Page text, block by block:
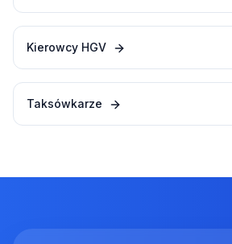
Kierowcy HGV
Taksówkarze